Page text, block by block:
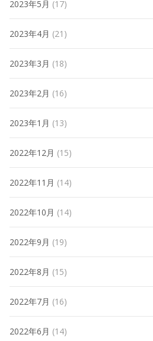
2023年5月 (17)
2023年4月 (21)
2023年3月 (18)
2023年2月 (16)
2023年1月 (13)
2022年12月 (15)
2022年11月 (14)
2022年10月 (14)
2022年9月 (19)
2022年8月 (15)
2022年7月 (16)
2022年6月 (14)